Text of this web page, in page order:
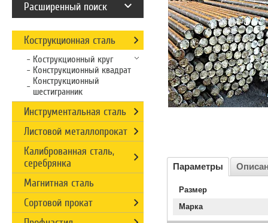
Параметры
Размер
Марка
Расширенный поиск
Кострукционная сталь
Кострукционный круг
Конструкционный квадрат
Конструкционный
шестигранник
Инструментальная сталь
Листовой металлопрокат
Калиброванная сталь,
серебрянка
Магнитная сталь
Сортовой прокат